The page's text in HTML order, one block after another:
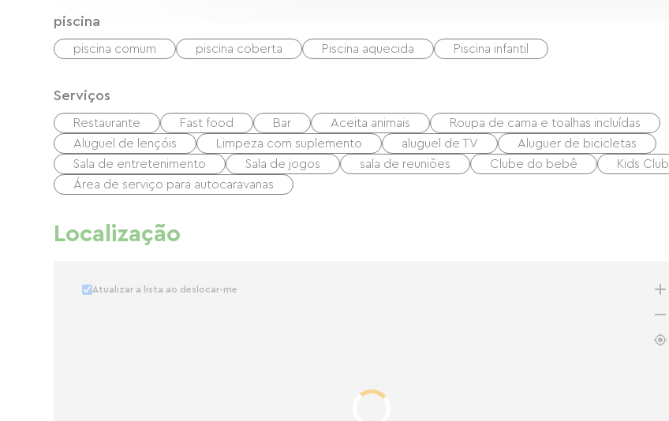
piscina
piscina comum piscina coberta Piscina aquecida Piscina infantil
Serviços
Restaurante Fast food Bar Aceita animais
Roupa de cama e toalhas incluídas
Aluguel de lençóis
Limpeza com suplemento aluguel de TV
Aluguer de bicicletas
Sala de entretenimento
Sala de jogos sala de reuniões Clube do bebê
Kids Club
Área de serviço para autocaravanas
Localização
Atualizar a lista ao deslocar-me